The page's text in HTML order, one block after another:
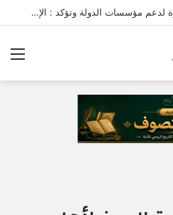
مؤسسة المصريين تنظم ندوة لدعم مؤسسات الدولة وتؤكد : الإصطفاف الوطني وبناء الوعي المجتمعي ضرورة لمواجهة التحديات وحماية الأمن القومي المصري